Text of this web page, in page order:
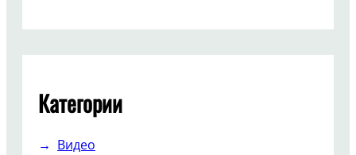
Категории
Видео